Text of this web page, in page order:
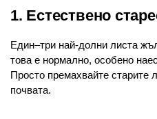
1. Естествено
Един–три най-долни листа
това е нормално, особено
Просто премахвайте старите
почвата.